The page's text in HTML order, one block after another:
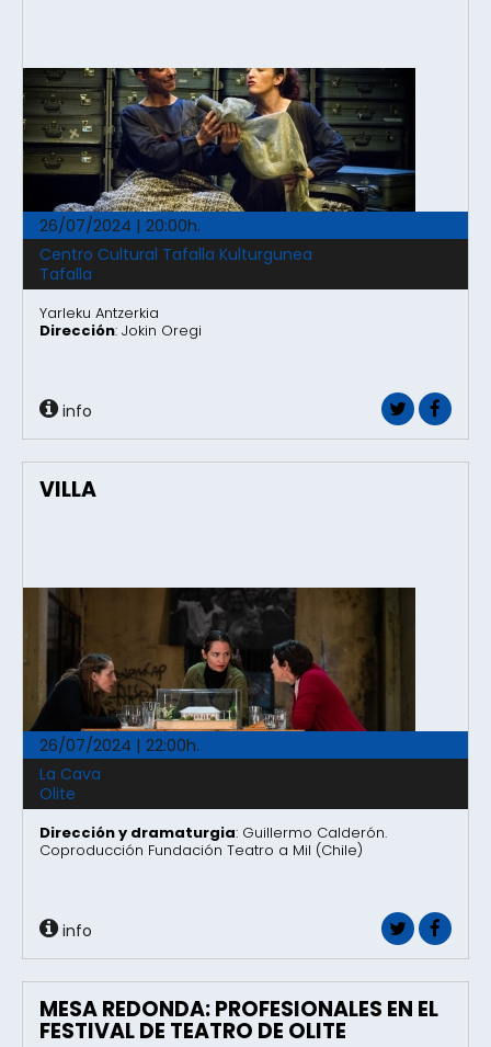
26/07/2024 | 20:00h.
Centro Cultural Tafalla Kulturgunea
Tafalla
Yarleku Antzerkia
Dirección: Jokin Oregi
info
VILLA
26/07/2024 | 22:00h.
La Cava
Olite
Dirección y dramaturgia: Guillermo Calderón.
Coproducción Fundación Teatro a Mil (Chile)
info
MESA REDONDA: PROFESIONALES EN EL
FESTIVAL DE TEATRO DE OLITE